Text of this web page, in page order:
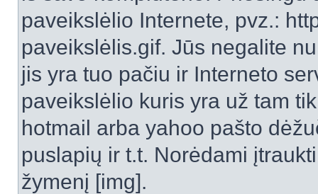
paveikslėlio Internete, pvz.:
paveikslėlis.gif. Jūs negalite
jis yra tuo pačiu ir Interneto
paveikslėlio kuris yra už tam
hotmail arba yahoo pašto
puslapių ir t.t. Norėdami
žymenį [img].